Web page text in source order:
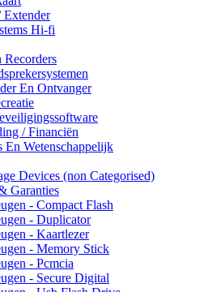
Extender
Hi-fi
Recorders
En Ontvanger
/ Financiën
En Wetenschappelijk
Devices (non Categorised)
Garanties
- Compact Flash
- Duplicator
- Kaartlezer
- Memory Stick
- Pcmcia
- Secure Digital